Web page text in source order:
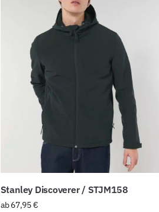
Stanley Discoverer / STJM158
ab67,95€